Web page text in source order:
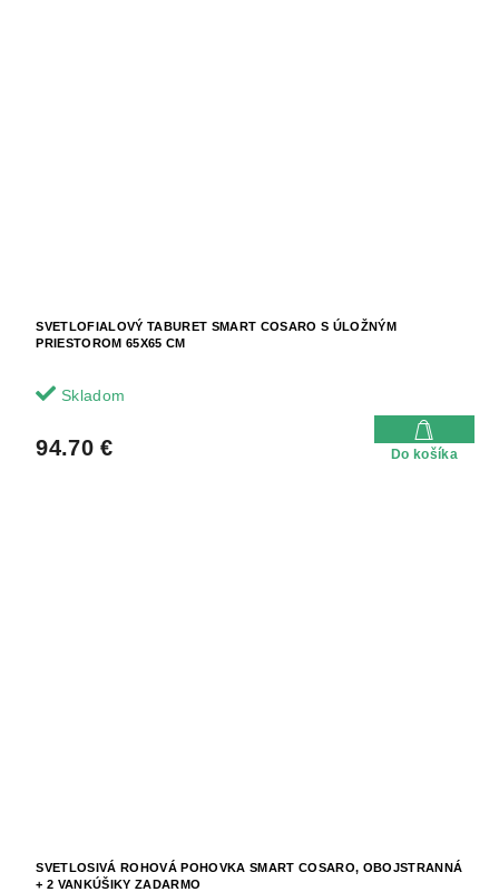
SVETLOFIALOVÝ TABURET SMART COSARO S ÚLOŽNÝM
PRIESTOROM 65X65 CM
Skladom
94.70 € Do košíka
SVETLOSIVÁ ROHOVÁ POHOVKA SMART COSARO, OBOJSTRANNÁ
+ 2 VANKÚŠIKY ZADARMO